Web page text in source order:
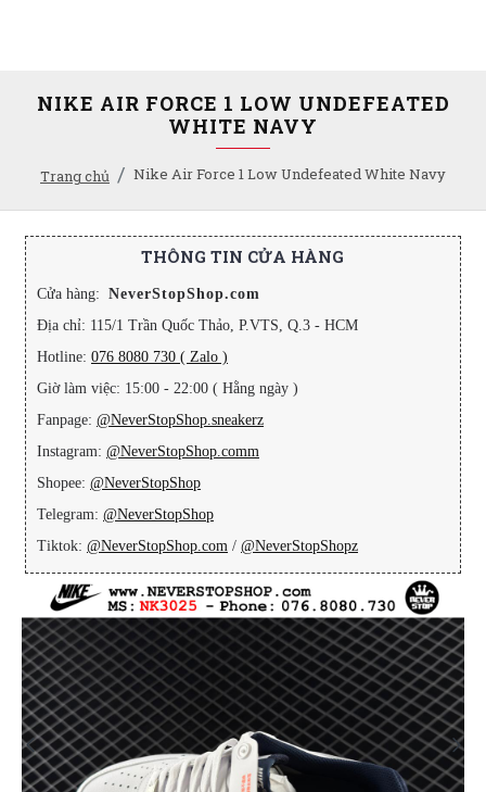
Trang chủ Nike Air Force 1 Low Undefeated White Navy
NIKE AIR FORCE 1 LOW UNDEFEATED
WHITE NAVY
THÔNG TIN CỬA HÀNG
Cửa hàng: NeverStopShop.com
Địa chỉ: 115/1 Trần Quốc Thảo, P.VTS, Q.3 - HCM
Hotline: 076 8080 730 ( Zalo )
Giờ làm việc: 15:00 - 22:00 ( Hằng ngày )
Fanpage: @NeverStopShop.sneakerz
Instagram: @NeverStopShop.comm
Shopee: @NeverStopShop
Telegram: @NeverStopShop
Tiktok: @NeverStopShop.com / @NeverStopShopz